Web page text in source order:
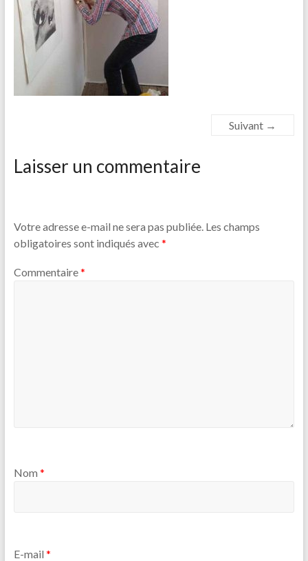
Suivant →
Laisser un commentaire
Votre adresse e-mail ne sera pas publiée. Les champs
obligatoires sont indiqués avec *
Commentaire*
Nom *
E-mail *